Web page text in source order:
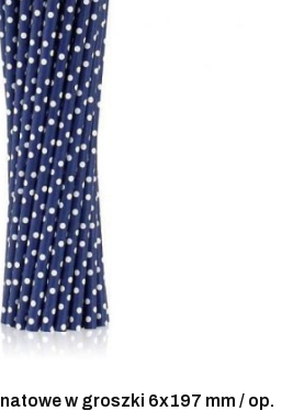
w groszki 6x197 mm / op.